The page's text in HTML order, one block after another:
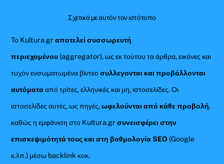
Σχετικά με αυτόν τον ιστότοπο
Το Kultura.grαποτελεί συσσωρευτή
περιεχομένου (aggregator), ως εκ τούτου τα άρθρα, εικόνες και
τυχόν ενσωματωμένα βίντεοσυλλεγονται και προβάλλονται
αυτόματααπό τρίτες, ελληνικές και μη, ιστοσελίδες. Οι
ιστοσελίδες αυτές, ως πηγές,ωφελούνται από κάθε προβολή,
καθώς η εμφάνιση στο Kultura.gr συνεισφέρει στην
επισκεψιμότητά τους και στη βαθμολογία SEO (Google
κ.λπ.) μέσω backlink κοκ.